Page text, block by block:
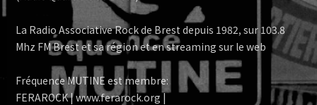
La Radio Associative Rock de Brest depuis 1982, sur 103.8
Mhz FM Brest et sa région et en streaming sur le web
Fréquence MUTINE est membre:
FERAROCK | www.ferarock.org |